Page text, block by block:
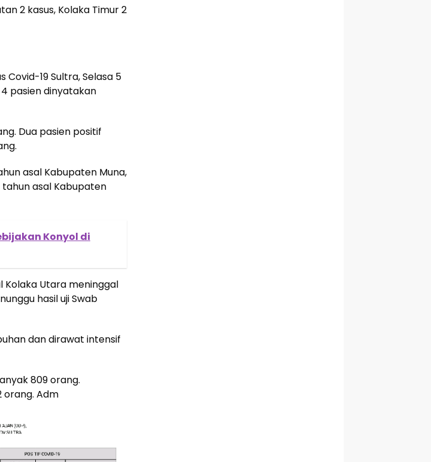
2 kasus, Kolaka Timur 2
19 Sultra, Selasa 5
4 pasien dinyatakan
Dua pasien positif
asal Kabupaten Muna,
asal Kabupaten
Konyol di
Kolaka Utara meninggal
hasil uji Swab
dan dirawat intensif
809 orang.
orang. Adm